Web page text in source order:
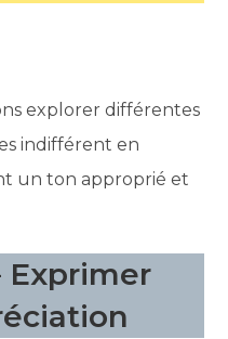
explorer différentes
indifférent en
un ton approprié et
Exprimer